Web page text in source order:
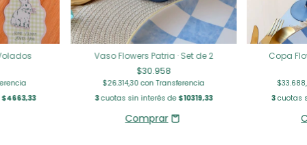
$4663,33
Vaso Flowers Patria · Set de 2
$30.958
$26.314,30con Transferencia
3cuotas sin interés de$10319,33
Copa
3 cuotas